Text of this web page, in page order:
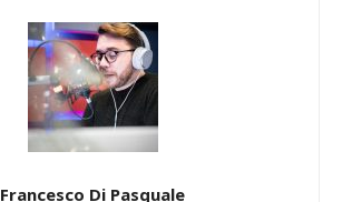
Francesco Di Pasquale